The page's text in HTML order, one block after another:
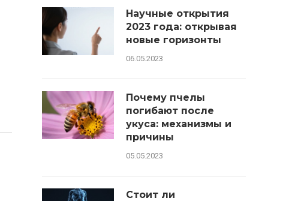
Научные открытия
2023 года: открывая
новые горизонты
06.05.2023
Почему пчелы
погибают после
укуса: механизмы и
причины
05.05.2023
Стоит ли